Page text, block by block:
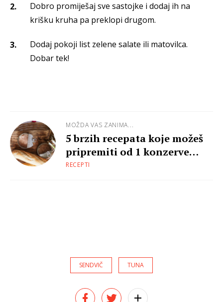
Dobro promiješaj sve sastojke i dodaj ih na
krišku kruha pa preklopi drugom.
Dodaj pokoji list zelene salate ili matovilca.
Dobar tek!
MOŽDA VAS ZANIMA...
5 brzih recepata koje možeš
pripremiti od 1 konzerve
tune
RECEPTI
SENDVIČ TUNA